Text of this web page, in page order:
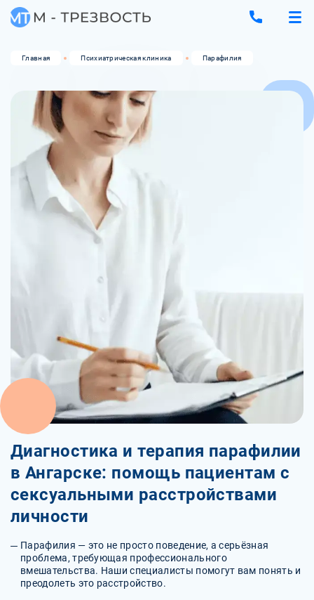
Главная Психиатрическая клиника Парафилия
Диагностика и терапия парафилии
в Ангарске: помощь пациентам с
сексуальными расстройствами
личности
Парафилия — это не просто поведение, а серьёзная
проблема, требующая профессионального
вмешательства. Наши специалисты помогут вам понять и
преодолеть это расстройство.